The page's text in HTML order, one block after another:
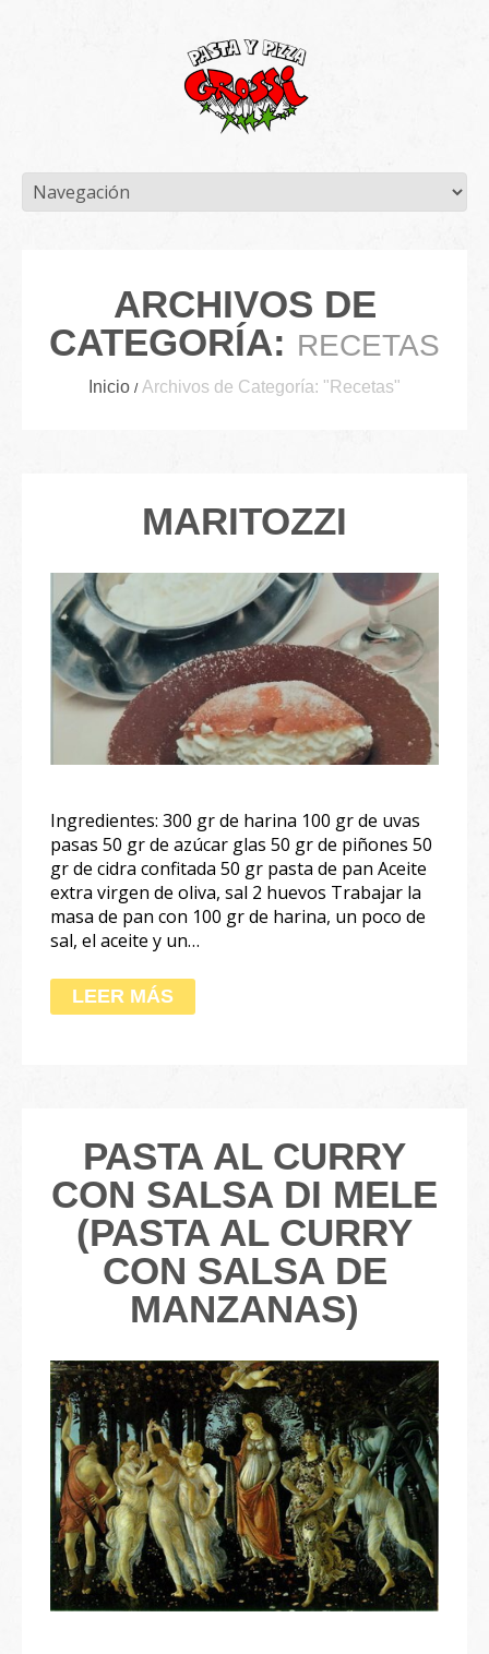
ARCHIVOS DE
CATEGORÍA: RECETAS
Inicio Archivos de Categoría: "Recetas"
MARITOZZI
Ingredientes: 300 gr de harina 100 gr de uvas
pasas 50 gr de azúcar glas 50 gr de piñones 50
gr de cidra confitada 50 gr pasta de pan Aceite
extra virgen de oliva, sal 2 huevos Trabajar la
masa de pan con 100 gr de harina, un poco de
sal, el aceite y un…
LEER MÁS
PASTA AL CURRY
CON SALSA DI MELE
(PASTA AL CURRY
CON SALSA DE
MANZANAS)